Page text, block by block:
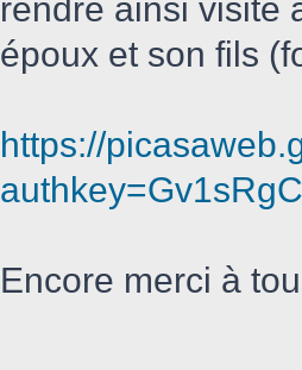
rendre ainsi visite
époux et son fils
https://
Encore merci à